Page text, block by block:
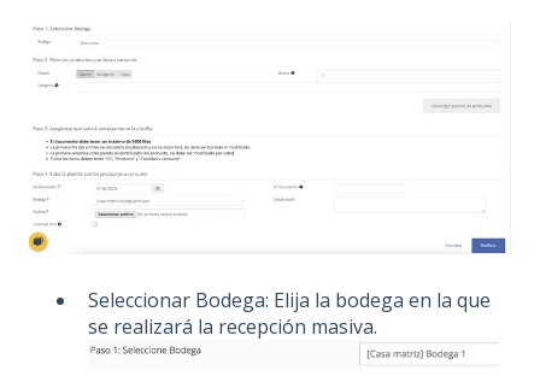
Seleccionar Bodega: Elija la bodega en la que
se realizará la recepción masiva.